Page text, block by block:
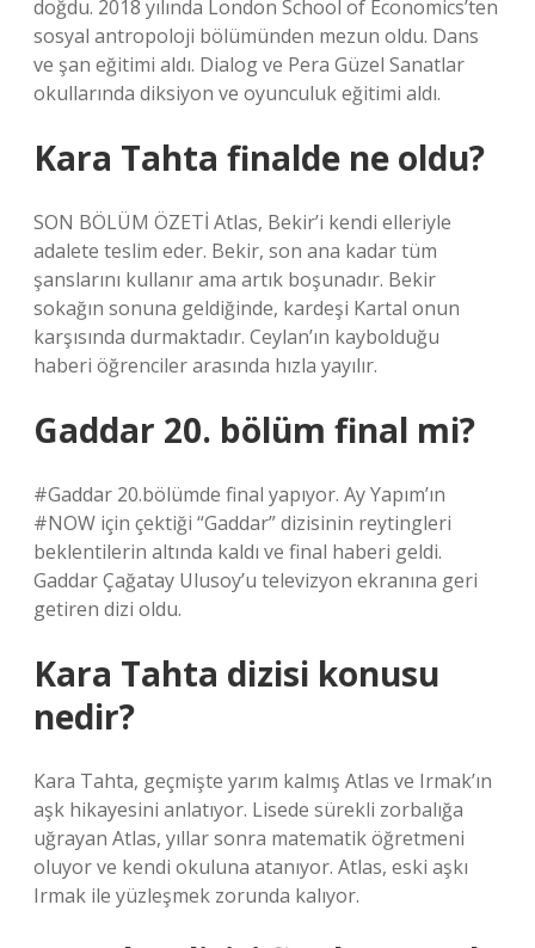
doğdu. 2018 yılında London School of Economics’ten
sosyal antropoloji bölümünden mezun oldu. Dans
ve şan eğitimi aldı. Dialog ve Pera Güzel Sanatlar
okullarında diksiyon ve oyunculuk eğitimi aldı.
Kara Tahta finalde ne oldu?
SON BÖLÜM ÖZETİ Atlas, Bekir’i kendi elleriyle
adalete teslim eder. Bekir, son ana kadar tüm
şanslarını kullanır ama artık boşunadır. Bekir
sokağın sonuna geldiğinde, kardeşi Kartal onun
karşısında durmaktadır. Ceylan’ın kaybolduğu
haberi öğrenciler arasında hızla yayılır.
Gaddar 20. bölüm final mi?
#Gaddar 20.bölümde final yapıyor. Ay Yapım’ın
#NOW için çektiği “Gaddar” dizisinin reytingleri
beklentilerin altında kaldı ve final haberi geldi.
Gaddar Çağatay Ulusoy’u televizyon ekranına geri
getiren dizi oldu.
Kara Tahta dizisi konusu
nedir?
Kara Tahta, geçmişte yarım kalmış Atlas ve Irmak’ın
aşk hikayesini anlatıyor. Lisede sürekli zorbalığa
uğrayan Atlas, yıllar sonra matematik öğretmeni
oluyor ve kendi okuluna atanıyor. Atlas, eski aşkı
Irmak ile yüzleşmek zorunda kalıyor.